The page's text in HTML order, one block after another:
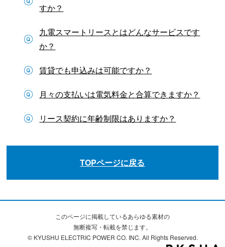
すか？
九電スマートリースとはどんなサービスです
か？
賃貸でも申込みは可能ですか？
月々の支払いは電気料金と合算できますか？
リース契約に年齢制限はありますか？
TOPページに戻る
このページに掲載しているあらゆる素材の
無断複写・転載を禁じます。
© KYUSHU ELECTRIC POWER CO. INC. All Rights Reserved.